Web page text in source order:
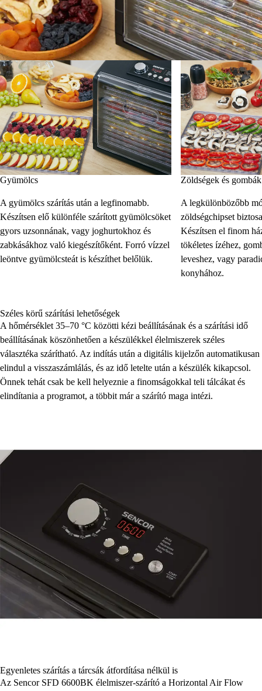
Gyümölcs
A gyümölcs szárítás után a legfinomabb.
Készítsen elő különféle szárított gyümölcsöket
gyors uzsonnának, vagy joghurtokhoz és
zabkásákhoz való kiegészítőként. Forró vízzel
leöntve gyümölcsteát is készíthet belőlük.
Zöldségek és gombák
A legkülönbözőbb
zöldségchipset
Készítsen el finom
tökéletes ízéhez,
leveshez, vagy
konyhához.
Széles körű szárítási lehetőségek
A hőmérséklet 35–70 °C közötti kézi beállításának és a szárítási idő
beállításának köszönhetően a készülékkel élelmiszerek széles
választéka szárítható. Az indítás után a digitális kijelzőn automatikusan
elindul a visszaszámlálás, és az idő letelte után a készülék kikapcsol.
Önnek tehát csak be kell helyeznie a finomságokkal teli tálcákat és
elindítania a programot, a többit már a szárító maga intézi.
Egyenletes szárítás a tárcsák átfordítása nélkül is
Az Sencor SFD 6600BK élelmiszer-szárító a Horizontal Air Flow